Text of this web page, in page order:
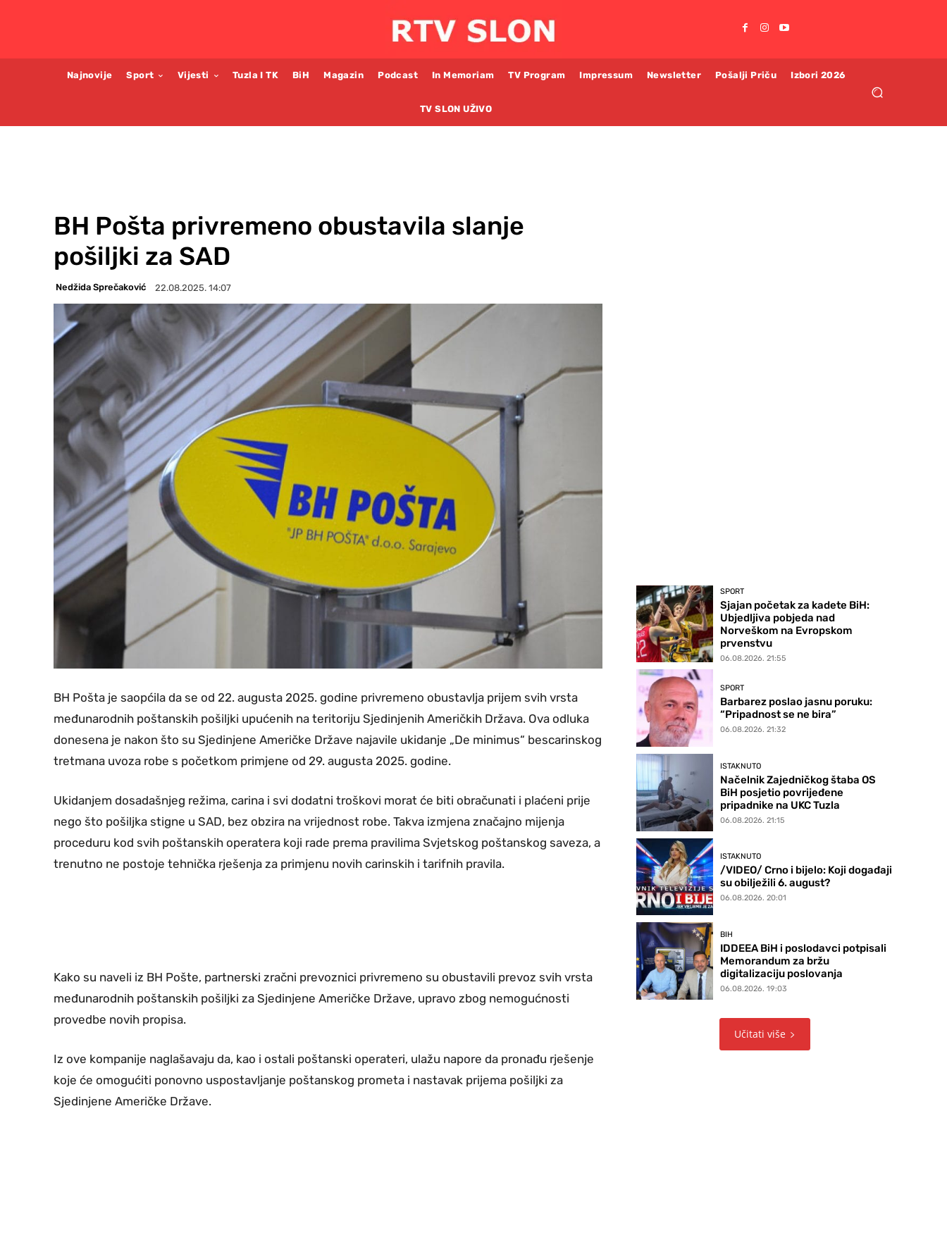
Najnovije Sport Vijesti Tuzla I TK BiH Magazin Podcast In Memoriam TV Program Impressum Newsletter Pošalji Priču Izbori 2026
TV SLON UŽIVO
BH Pošta privremeno obustavila slanje
pošiljki za SAD
Nedžida Sprečaković 22.08.2025. 14:07
BH Pošta je saopćila da se od 22. augusta 2025. godine privremeno obustavlja prijem svih vrsta
međunarodnih poštanskih pošiljki upućenih na teritoriju Sjedinjenih Američkih Država. Ova odluka
donesena je nakon što su Sjedinjene Američke Države najavile ukidanje „De minimus“ bescarinskog
tretmana uvoza robe s početkom primjene od 29. augusta 2025. godine.
Ukidanjem dosadašnjeg režima, carina i svi dodatni troškovi morat će biti obračunati i plaćeni prije
nego što pošiljka stigne u SAD, bez obzira na vrijednost robe. Takva izmjena značajno mijenja
proceduru kod svih poštanskih operatera koji rade prema pravilima Svjetskog poštanskog saveza, a
trenutno ne postoje tehnička rješenja za primjenu novih carinskih i tarifnih pravila.
Kako su naveli iz BH Pošte, partnerski zračni prevoznici privremeno su obustavili prevoz svih vrsta
međunarodnih poštanskih pošiljki za Sjedinjene Američke Države, upravo zbog nemogućnosti
provedbe novih propisa.
Iz ove kompanije naglašavaju da, kao i ostali poštanski operateri, ulažu napore da pronađu rješenje
koje će omogućiti ponovno uspostavljanje poštanskog prometa i nastavak prijema pošiljki za
Sjedinjene Američke Države.
SPORT
Sjajan početak za kadete BiH:
Ubjedljiva pobjeda nad
Norveškom na Evropskom
prvenstvu
06.08.2026. 21:55
SPORT
Barbarez poslao jasnu poruku:
“Pripadnost se ne bira”
06.08.2026. 21:32
ISTAKNUTO
Načelnik Zajedničkog štaba OS
BiH posjetio povrijeđene
pripadnike na UKC Tuzla
06.08.2026. 21:15
ISTAKNUTO
/VIDEO/ Crno i bijelo: Koji događaji
su obilježili 6. august?
06.08.2026. 20:01
BIH
IDDEEA BiH i poslodavci potpisali
Memorandum za bržu
digitalizaciju poslovanja
06.08.2026. 19:03
Učitati više